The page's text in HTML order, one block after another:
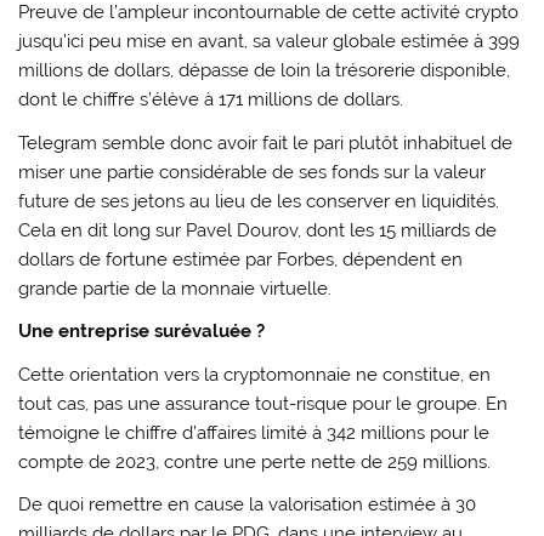
Preuve de l’ampleur incontournable de cette activité crypto
jusqu’ici peu mise en avant, sa valeur globale estimée à 399
millions de dollars, dépasse de loin la trésorerie disponible,
dont le chiffre s’élève à 171 millions de dollars.
Telegram semble donc avoir fait le pari plutôt inhabituel de
miser une partie considérable de ses fonds sur la valeur
future de ses jetons au lieu de les conserver en liquidités.
Cela en dit long sur Pavel Dourov, dont les 15 milliards de
dollars de fortune estimée par Forbes, dépendent en
grande partie de la monnaie virtuelle.
Une entreprise surévaluée ?
Cette orientation vers la cryptomonnaie ne constitue, en
tout cas, pas une assurance tout-risque pour le groupe. En
témoigne le chiffre d’affaires limité à 342 millions pour le
compte de 2023, contre une perte nette de 259 millions.
De quoi remettre en cause la valorisation estimée à 30